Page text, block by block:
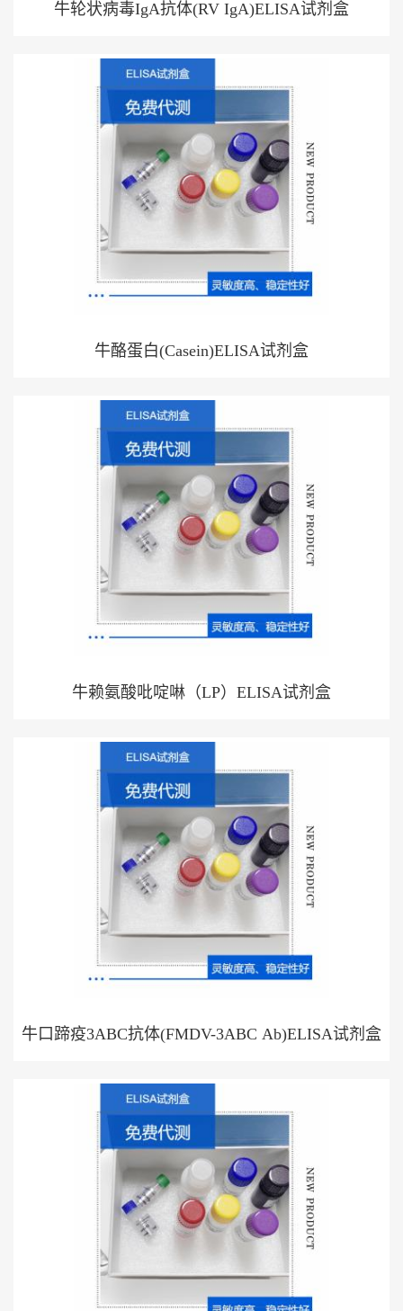
牛轮状病毒IgA抗体(RV IgA)ELISA试剂盒
牛酪蛋白(Casein)ELISA试剂盒
牛赖氨酸吡啶啉（LP）ELISA试剂盒
牛口蹄疫3ABC抗体(FMDV-3ABC Ab)ELISA试剂盒